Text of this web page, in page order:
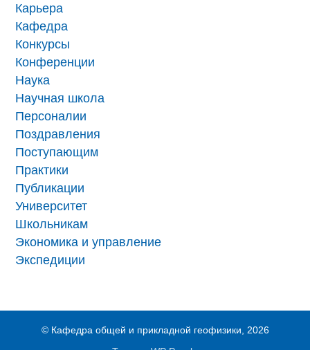
Карьера
Кафедра
Конкурсы
Конференции
Наука
Научная школа
Персоналии
Поздравления
Поступающим
Практики
Публикации
Университет
Школьникам
Экономика и управление
Экспедиции
© Кафедра общей и прикладной геофизики
2026